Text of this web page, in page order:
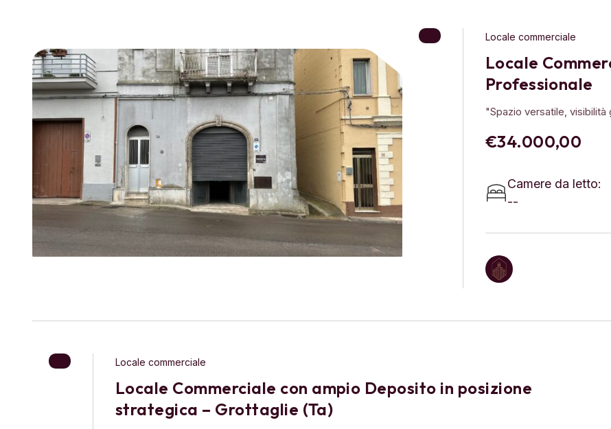
Locale commerciale
Locale
Professionale
"Spazio versatile, visibilità
€34.000,00
Camere da letto:
--
Locale commerciale
Locale Commerciale con ampio Deposito in posizione
strategica – Grottaglie (Ta)